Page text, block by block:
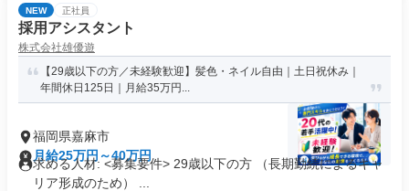
NEW 正社員
採用アシスタント
株式会社雄優遊
【29歳以下の方／未経験歓迎】髪色・ネイル自由｜土日祝休み｜
年間休日125日｜月給35万円...
福岡県嘉麻市
月給25万円～40万円
求める人材: <募集要件> 29歳以下の方 （長期勤続によるキャ
リア形成のため） ...